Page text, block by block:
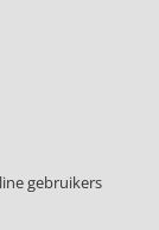
gebruikers